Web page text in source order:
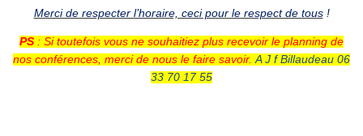
Merci de respecter l’horaire, ceci pour le respect de tous!
PS : Si toutefois vous ne souhaitiez plus recevoir le planning de
nos conférences, merci de nous le faire savoir. A J f Billaudeau 06
33 70 17 55